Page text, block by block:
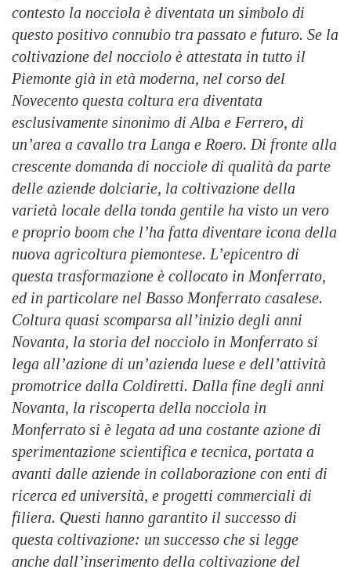
contesto la nocciola è diventata un simbolo di
questo positivo connubio tra passato e futuro. Se la
coltivazione del nocciolo è attestata in tutto il
Piemonte già in età moderna, nel corso del
Novecento questa coltura era diventata
esclusivamente sinonimo di Alba e Ferrero, di
un’area a cavallo tra Langa e Roero. Di fronte alla
crescente domanda di nocciole di qualità da parte
delle aziende dolciarie, la coltivazione della
varietà locale della tonda gentile ha visto un vero
e proprio boom che l’ha fatta diventare icona della
nuova agricoltura piemontese. L’epicentro di
questa trasformazione è collocato in Monferrato,
ed in particolare nel Basso Monferrato casalese.
Coltura quasi scomparsa all’inizio degli anni
Novanta, la storia del nocciolo in Monferrato si
lega all’azione di un’azienda luese e dell’attività
promotrice dalla Coldiretti. Dalla fine degli anni
Novanta, la riscoperta della nocciola in
Monferrato si è legata ad una costante azione di
sperimentazione scientifica e tecnica, portata a
avanti dalle aziende in collaborazione con enti di
ricerca ed università, e progetti commerciali di
filiera. Questi hanno garantito il successo di
questa coltivazione: un successo che si legge
anche dall’inserimento della coltivazione del